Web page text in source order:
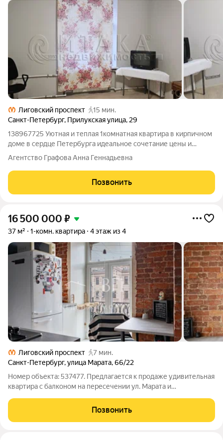
Лиговский проспект
15 мин.
Санкт-Петербург, Прилукская улица, 29
138967725 Уютная и теплая 1комнатная квартира в кирпичном
доме в сердце Петербурга идеальное сочетание цены и
городских удобств. Продается по прямой сделке заруб.: все
документы готовы, сделка пройдет быстро, возможна ипотека
отличная возможность
Агентство Графова Анна Геннадьевна
Позвонить
16 500 000 ₽
37 м² 1-комн. квартира 4 этаж из 4
Лиговский проспект
7 мин.
Санкт-Петербург,улица Марата,66/22
Номер объекта: 537477. Предлагается к продаже удивительная
квартира с балконом на пересечении ул. Марата и
Шрётер Виктор Александрович - основоположника
кирпичного стиля в Санкт-Петербурге. Вход с
Позвонить